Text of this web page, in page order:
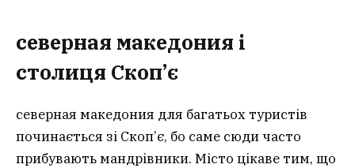
северная македония і
столиця Скоп’є
северная македония для багатьох туристів
починається зі Скоп’є, бо саме сюди часто
прибувають мандрівники. Місто цікаве тим, що